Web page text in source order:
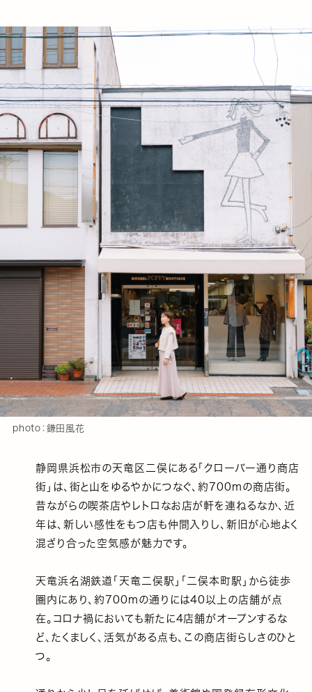
photo：鎌田風花
静岡県浜松市の天竜区二俣にある「クローバー通り商店
街」は、街と山をゆるやかにつなぐ、約700mの商店街。
昔ながらの喫茶店やレトロなお店が軒を連ねるなか、近
年は、新しい感性をもつ店も仲間入りし、新旧が心地よく
混ざり合った空気感が魅力です。
天竜浜名湖鉄道「天竜二俣駅」「二俣本町駅」から徒歩
圏内にあり、約700mの通りには40以上の店舗が点
在。コロナ禍においても新たに4店舗がオープンするな
ど、たくましく、活気がある点も、この商店街らしさのひと
つ。